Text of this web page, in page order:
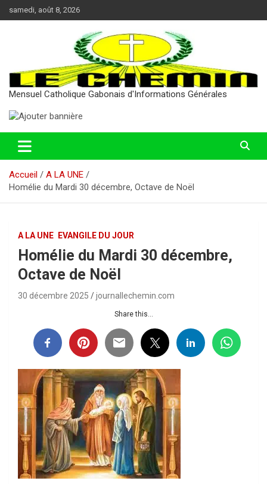
au
samedi, août 8, 2026
Mensuel Catholique Gabonais d'Informations Générales
Accueil
A LA UNE
Homélie du Mardi 30 décembre, Octave de Noël
A LA UNE EVANGILE DU JOUR
Homélie du Mardi 30 décembre,
Octave de Noël
30 décembre 2025 journallechemin.com
Share this...